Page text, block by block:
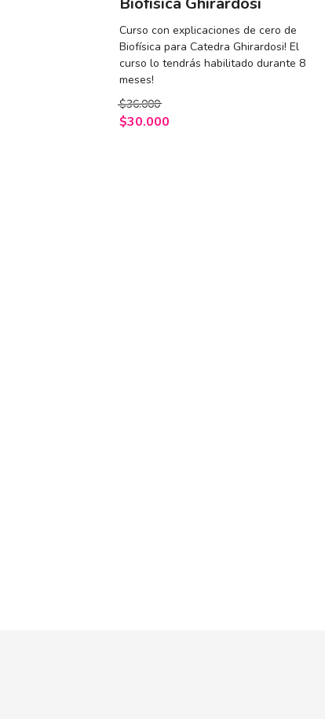
Curso con explicaciones de cero de
Biofísica para Catedra Ghirardosi! El
curso lo tendrás habilitado durante 8
meses!
$36.000
$30.000